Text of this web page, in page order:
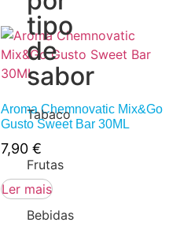
tipo
de
sabor
Tabaco
Frutas
Bebidas
Aroma Chemnovatic Mix&Go
Gusto Sweet Bar 30ML
7,90 €
Ler mais